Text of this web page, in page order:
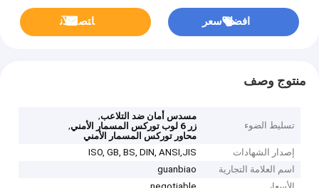
افضل سعر ﺎﺘﺼﻟ ﺍﻶﻧ
منتوج وصف
تسليط الضوء
مسدس أمان ضد التلاعب,
زر 6 لوب توركس المسمار الأمني
,
محاور توركس المسمار الأمني
إصدار الشهادات
ISO, GB, BS, DIN, ANSI,JIS
اسم العلامة التجارية
guanbiao